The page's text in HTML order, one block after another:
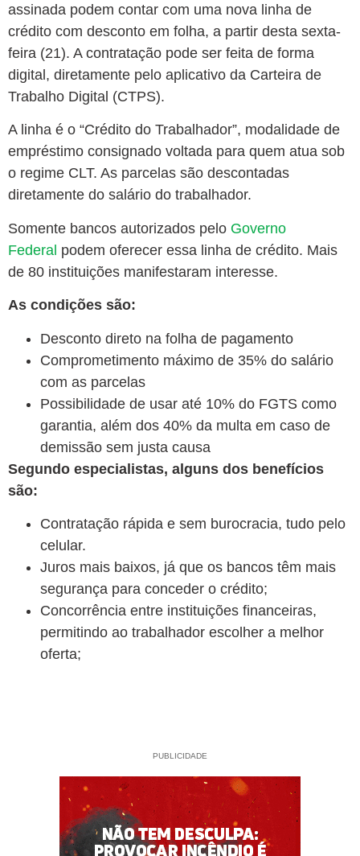
assinada podem contar com uma nova linha de
crédito com desconto em folha, a partir desta sexta-
feira (21). A contratação pode ser feita de forma
digital, diretamente pelo aplicativo da Carteira de
Trabalho Digital (CTPS).
A linha é o “Crédito do Trabalhador”, modalidade de
empréstimo consignado voltada para quem atua sob
o regime CLT. As parcelas são descontadas
diretamente do salário do trabalhador.
Somente bancos autorizados pelo Governo
Federal podem oferecer essa linha de crédito. Mais
de 80 instituições manifestaram interesse.
As condições são:
Desconto direto na folha de pagamento
Comprometimento máximo de 35% do salário
com as parcelas
Possibilidade de usar até 10% do FGTS como
garantia, além dos 40% da multa em caso de
demissão sem justa causa
Segundo especialistas, alguns dos benefícios
são:
Contratação rápida e sem burocracia, tudo pelo
celular.
Juros mais baixos, já que os bancos têm mais
segurança para conceder o crédito;
Concorrência entre instituições financeiras,
permitindo ao trabalhador escolher a melhor
oferta;
PUBLICIDADE